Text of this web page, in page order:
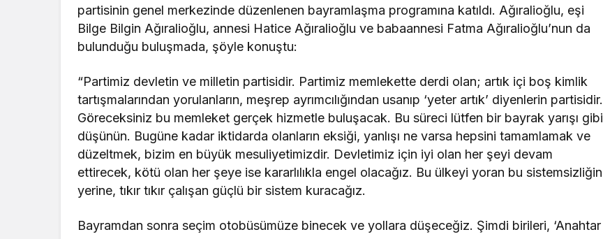
partisinin genel merkezinde düzenlenen bayramlaşma programına katıldı. Ağıralioğlu, eşi
Bilge Bilgin Ağıralioğlu, annesi Hatice Ağıralioğlu ve babaannesi Fatma Ağıralioğlu’nun da
bulunduğu buluşmada, şöyle konuştu:
“Partimiz devletin ve milletin partisidir. Partimiz memlekette derdi olan; artık içi boş kimlik
tartışmalarından yorulanların, meşrep ayrımcılığından usanıp ‘yeter artık’ diyenlerin partisidir.
Göreceksiniz bu memleket gerçek hizmetle buluşacak. Bu süreci lütfen bir bayrak yarışı gibi
düşünün. Bugüne kadar iktidarda olanların eksiği, yanlışı ne varsa hepsini tamamlamak ve
düzeltmek, bizim en büyük mesuliyetimizdir. Devletimiz için iyi olan her şeyi devam
ettirecek, kötü olan her şeye ise kararlılıkla engel olacağız. Bu ülkeyi yoran bu sistemsizliğin
yerine, tıkır tıkır çalışan güçlü bir sistem kuracağız.
Bayramdan sonra seçim otobüsümüze binecek ve yollara düşeceğiz. Şimdi birileri, ‘Anahtar